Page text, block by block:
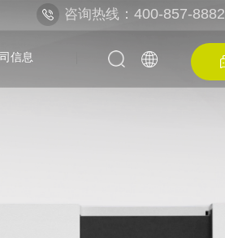
咨询热线：400-857-8882
信息